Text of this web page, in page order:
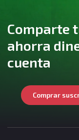
Comparte
ahorra
cuenta
Comprar